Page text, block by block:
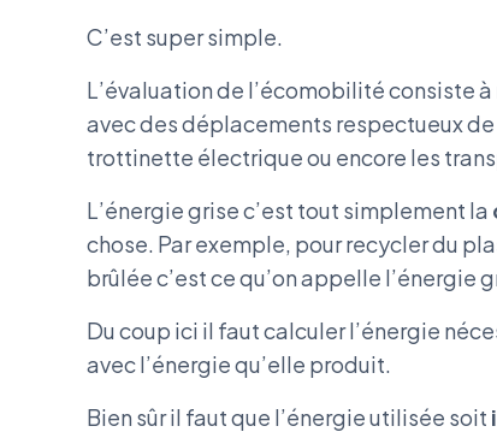
C’est super simple.
L’évaluation de l’écomobilité consiste
avec des déplacements respectueux
trottinette électrique ou encore les
L’énergie grise c’est tout simplement la
chose. Par exemple, pour recycler du
brûlée c’est ce qu’on appelle l’énergie
Du coup ici il faut calculer l’énergie
avec l’énergie qu’elle produit.
Bien sûr il faut que l’énergie utilisée soit